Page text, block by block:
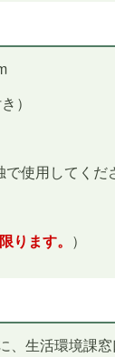
）
使用してくだ
ります。 ）
、生活環境課